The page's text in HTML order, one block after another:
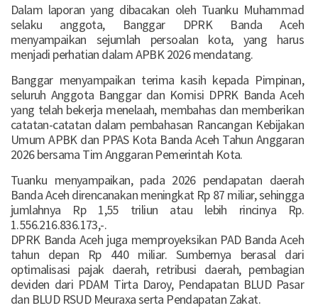
Dalam laporan yang dibacakan oleh Tuanku Muhammad
selaku anggota, Banggar DPRK Banda Aceh
menyampaikan sejumlah persoalan kota, yang harus
menjadi perhatian dalam APBK 2026 mendatang.
Banggar menyampaikan terima kasih kepada Pimpinan,
seluruh Anggota Banggar dan Komisi DPRK Banda Aceh
yang telah bekerja menelaah, membahas dan memberikan
catatan-catatan dalam pembahasan Rancangan Kebijakan
Umum APBK dan PPAS Kota Banda Aceh Tahun Anggaran
2026 bersama Tim Anggaran Pemerintah Kota.
Tuanku menyampaikan, pada 2026 pendapatan daerah
Banda Aceh direncanakan meningkat Rp 87 miliar, sehingga
jumlahnya Rp 1,55 triliun atau lebih rincinya Rp.
1.556.216.836.173,-.
DPRK Banda Aceh juga memproyeksikan PAD Banda Aceh
tahun depan Rp 440 miliar. Sumbernya berasal dari
optimalisasi pajak daerah, retribusi daerah, pembagian
deviden dari PDAM Tirta Daroy, Pendapatan BLUD Pasar
dan BLUD RSUD Meuraxa serta Pendapatan Zakat.